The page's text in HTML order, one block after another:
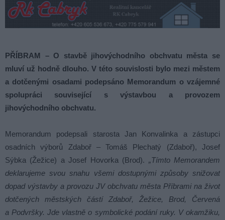
PŘÍBRAM – O stavbě jihovýchodního obchvatu města se
mluví už hodně dlouho. V této souvislosti bylo mezi městem
a dotčenými osadami podepsáno Memorandum o vzájemné
spolupráci související s výstavbou a provozem
jihovýchodního obchvatu.
Memorandum podepsali starosta Jan Konvalinka a zástupci
osadních výborů Zdaboř – Tomáš Plechatý (Zdaboř), Josef
Sýbka (Žežice) a Josef Hovorka (Brod). „Tímto Memorandem
deklarujeme svou snahu všemi dostupnými způsoby snižovat
dopad výstavby a provozu JV obchvatu města Příbrami na život
dotčených městských částí Zdaboř, Žežice, Brod, Červená
a Podvršky. Jde vlastně o symbolické podání ruky. V okamžiku,